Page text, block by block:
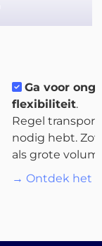
Ga voor
flexibiliteit.
Regel
nodig hebt.
als grote
→ Ontdek het